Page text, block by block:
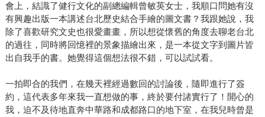
會上，結識了健行文化的副總編輯曾敏英女士，我順口問她有沒
有興趣出版一本講述台北歷史結合手繪的圖文書？我跟她說，我
除了喜歡研究文史也很愛畫畫，所以想從懷舊的角度去聊老台北
的過往，同時將回憶裡的景象描繪出來，是一本從文字到圖片皆
出自我手的書。她覺得這個想法很不錯，可以試試看。
一拍即合的我們，在幾天裡經過數回的討論後，隨即進行了簽
約，這代表多年來我一直想做的事，終於要付諸實行了！開心的
我，迫不及待地直奔中華路和成都路口的地下室，在我兒時曾是